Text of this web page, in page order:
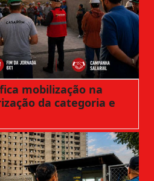
mobilização na
da categoria e